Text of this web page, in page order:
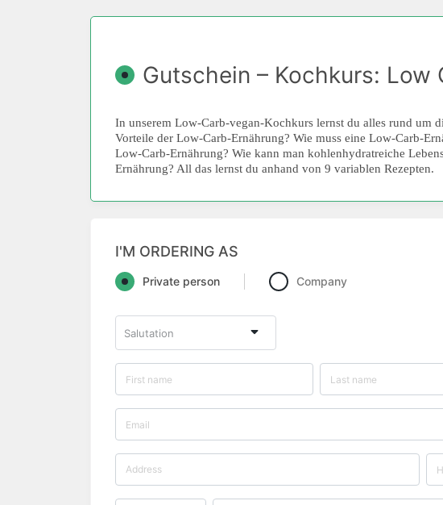
Gutschein – Kochkurs: Low
In unserem Low-Carb-vegan-Kochkurs lernst du alles rund um
Vorteile der Low-Carb-Ernährung? Wie muss eine Low-Carb-
Low-Carb-Ernährung? Wie kann man kohlenhydratreiche
Ernährung? All das lernst du anhand von 9 variablen Rezepten.
I'M ORDERING AS
Private person Company
Salutation